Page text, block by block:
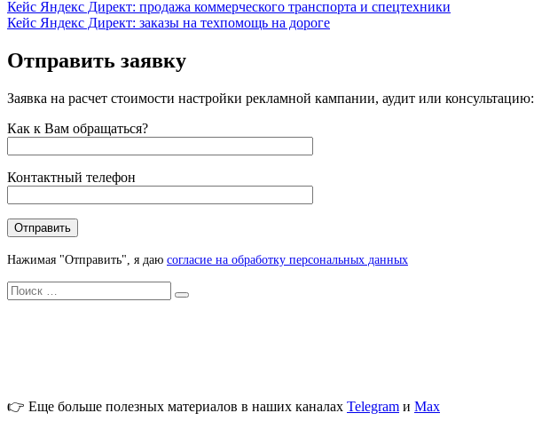
Навигация
по
записям
Кейс Яндекс Директ: продажа коммерческого транспорта и спецтехники
Кейс Яндекс Директ: заказы на техпомощь на дороге
Отправить заявку
Заявка на расчет стоимости настройки рекламной кампании, аудит или консультацию:
Как к Вам обращаться?
Контактный телефон
Нажимая "Отправить", я даю согласие на обработку персональных данных
Искать
Search
👉 Еще больше полезных материалов в наших каналах Telegram и Max